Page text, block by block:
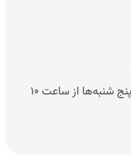
شنبه تا چهارشنبه از ساعت ۱۰ الی ۱۸ - پنج شنبه‌ها از ساعت ۱۰